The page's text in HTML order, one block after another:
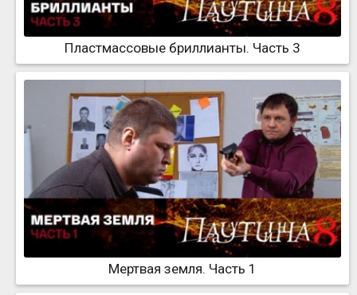
Пластмассовые бриллианты. Часть 3
Мертвая земля. Часть 1